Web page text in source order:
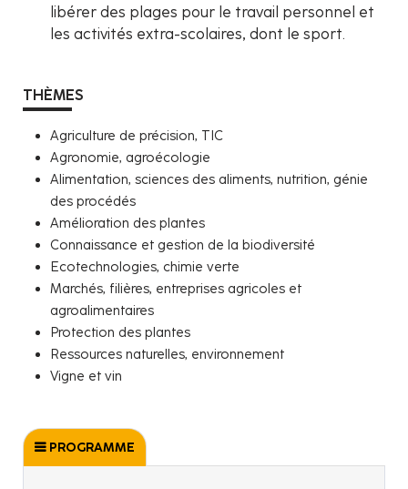
libérer des plages pour le travail personnel et
les activités extra-scolaires, dont le sport.
THÈMES
Agriculture de précision, TIC
Agronomie, agroécologie
Alimentation, sciences des aliments, nutrition, génie
des procédés
Amélioration des plantes
Connaissance et gestion de la biodiversité
Ecotechnologies, chimie verte
Marchés, filières, entreprises agricoles et
agroalimentaires
Protection des plantes
Ressources naturelles, environnement
Vigne et vin
PROGRAMME